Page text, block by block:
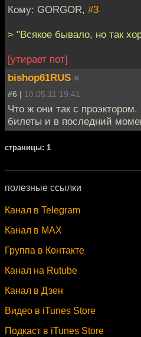
Кому: GORGOR, #3
> "Всякое бывало, но так
[утирает пот]
bishop61RUS »
#6 | 10.05.11 19:41
Что ж они так с
билеты и в последний
cтраницы: 1
полезные ссылки
Канал в Telegram
Канал в MAX
Группа в Контакте
Канал на Rutube
Канал в Дзен
Видео в iTunes Store
Подкаст в iTunes Store